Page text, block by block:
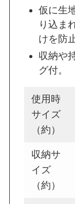
仮に生
り込ま
けを防
収納や
グ付。
使用時
サイズ
（約）
収納サ
イズ
（約）